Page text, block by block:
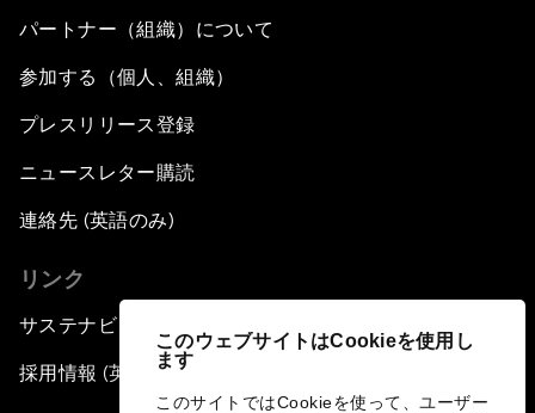
このウェブサイトはCookieを使用し
ます
このサイトではCookieを使って、ユーザー
パートナー（組織）について
参加する（個人、組織）
プレスリリース登録
ニュースレター購読
連絡先 (英語のみ)
リンク
サステナビリティへの取り組み
採用情報 (英語のみ)